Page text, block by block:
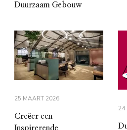
Duurzaam Gebouw
25 MAART 2026
Creëer een
Inspirerende
24